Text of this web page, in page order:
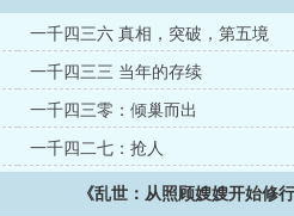
一千四三六 真相，突破，第五境
一千四三三 当年的存续
一千四三零：倾巢而出
一千四二七：抢人
《乱世：从照顾嫂嫂开始修